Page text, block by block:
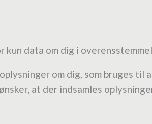
data om dig i
om dig, som bruges
at der indsamles